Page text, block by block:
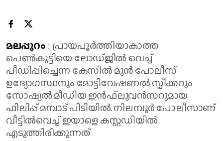
മലപ്പുറം: പ്രായപൂര്‍ത്തിയാകാത്ത
പെണ്‍കുട്ടിയെ ലോഡ്ജില്‍ വെച്ച്
പീഡിപ്പിച്ചെന്ന കേസില്‍ മുന്‍ പോലീസ്
ഉദ്യോഗസ്ഥനും മോട്ടിവേഷണല്‍ സ്പീക്കറും
സോഷ്യല്‍ മീഡിയ ഇന്‍ഫ്‌ലുവന്‍സറുമായ
ഫിലിപ്പ് മമ്പാട് പിടിയില്‍. നിലമ്പൂര്‍ പോലീസാണ്
വീട്ടില്‍വെച്ച് ഇയാളെ കസ്റ്റഡിയില്‍
എടുത്തിരിക്കുന്നത്